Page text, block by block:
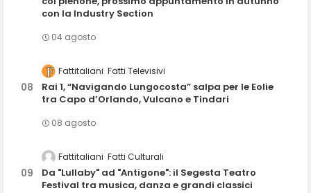
con la Industry Section
04 agosto
Fattitaliani Fatti Televisivi
Rai 1, “Navigando Lungocosta” salpa per le Eolie
tra Capo d’Orlando, Vulcano e Tindari
08 agosto
Fattitaliani Fatti Culturali
Da "Lullaby" ad "Antigone": il Segesta Teatro
Festival tra musica, danza e grandi classici